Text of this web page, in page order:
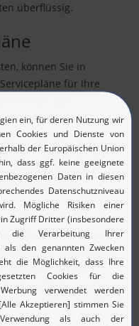
überflüssig.
können Sie in
für Ihre
nur aus
auch
und
Servicepläne lassen
verknüpfen, so
können.
auf einen Blick, welche
einzeln in Rechnung
wenn der Kunde sein
Zusatzkosten wie
Ersatzteile lassen
weiterberechnen.